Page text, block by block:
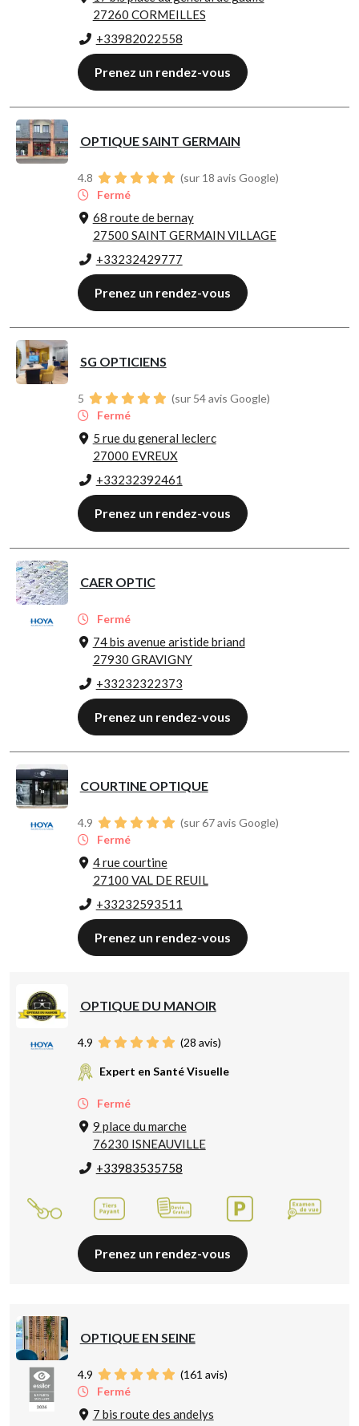
27260 CORMEILLES
+33982022558
Prenez un rendez-vous
OPTIQUE SAINT GERMAIN
4.8
(sur 18 avis Google)
Fermé
68 route de bernay
27500 SAINT GERMAIN VILLAGE
+33232429777
Prenez un rendez-vous
SG OPTICIENS
5
(sur 54 avis Google)
Fermé
5 rue du general leclerc
27000 EVREUX
+33232392461
Prenez un rendez-vous
CAER OPTIC
Fermé
74 bis avenue aristide briand
27930 GRAVIGNY
+33232322373
Prenez un rendez-vous
COURTINE OPTIQUE
4.9
(sur 67 avis Google)
Fermé
4 rue courtine
27100 VAL DE REUIL
+33232593511
Prenez un rendez-vous
OPTIQUE DU MANOIR
4.9 (28 avis)
Expert en Santé Visuelle
Fermé
9 place du marche
76230 ISNEAUVILLE
+33983535758
Prenez un rendez-vous
OPTIQUE EN SEINE
4.9 (161 avis)
Fermé
7 bis route des andelys